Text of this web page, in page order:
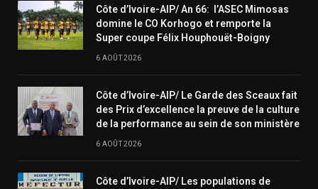
Côte d’Ivoire-AIP/ An 66: l’ASEC Mimosas
domine le CO Korhogo et remporte la
Super coupe Félix Houphouët-Boigny
6 AOÛT 2026
Côte d’Ivoire-AIP/ Le Garde des Sceaux fait
des Prix d’excellence la preuve de la culture
de la performance au sein de son ministère
6 AOÛT 2026
Côte d’Ivoire-AIP/ Les populations de